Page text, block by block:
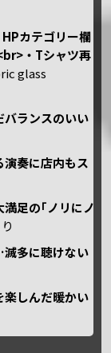
カテゴリー欄
・Tシャツ再
glass
バランスのいい
奏に店内もス
足の｢ノリにノ
多に聴けない
楽しんだ暖かい